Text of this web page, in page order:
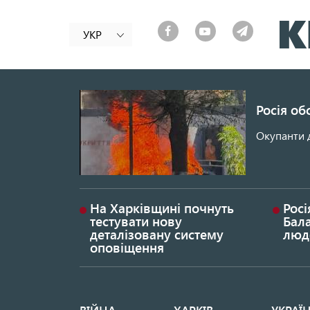
УКР
Росія
Окупанти
На Харківщині почнуть
тестувати нову
деталізовану систему
оповіщення